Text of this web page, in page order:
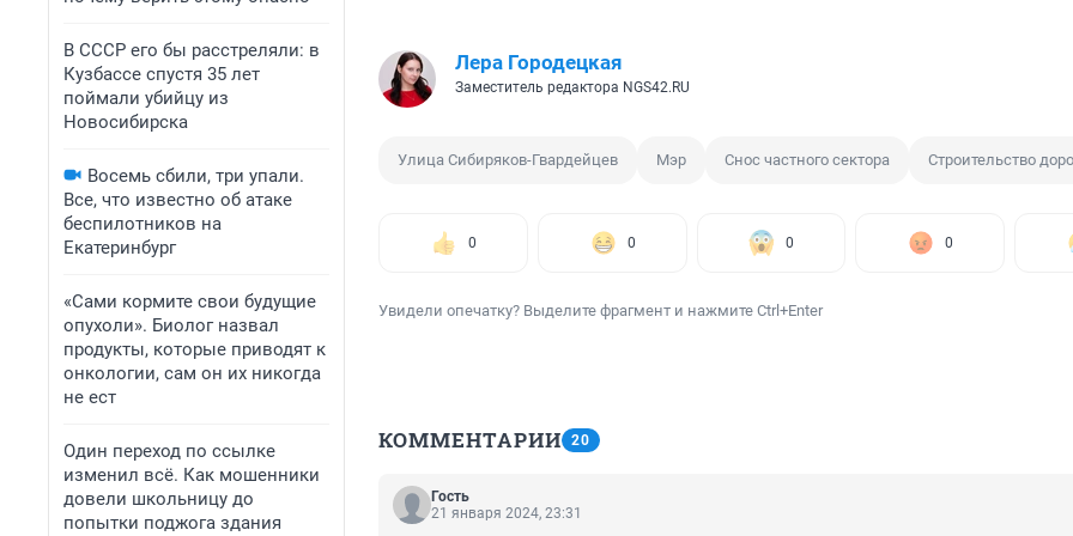
В СССР его бы расстреляли: в
Кузбассе спустя 35 лет
поймали убийцу из
Новосибирска
Восемь сбили, три упали.
Все, что известно об атаке
беспилотников на
Екатеринбург
«Сами кормите свои будущие
опухоли». Биолог назвал
продукты, которые приводят к
онкологии, сам он их никогда
не ест
Один переход по ссылке
изменил всё. Как мошенники
довели школьницу до
попытки поджога здания
Лера Городецкая
Заместитель редактора NGS42.RU
Улица Сибиряков-Гвардейцев Мэр Снос частного сектора Строительство
0 0 0 0
Увидели опечатку? Выделите фрагмент и нажмите Ctrl+Enter
КОММЕНТАРИИ 20
Гость
21 января 2024, 23:31